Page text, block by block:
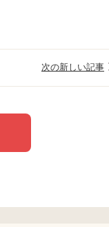
次の新しい記事